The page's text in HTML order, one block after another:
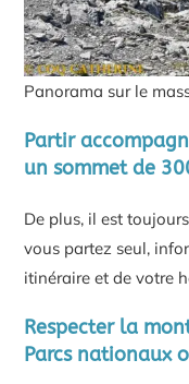
Panorama sur le
Partir
un sommet de
De plus, il est
vous partez seul,
itinéraire et de votre
Respecter la
Parcs nationaux